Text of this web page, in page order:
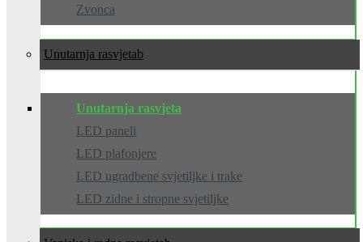
Zvonca
Unutarnja rasvjeta
Unutarnja rasvjeta
LED paneli
LED plafonjere
LED ugradbene svjetiljke i trake
LED zidne i stropne svjetiljke